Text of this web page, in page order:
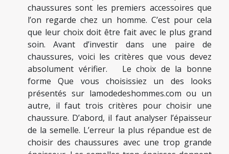
chaussures sont les premiers accessoires que
l’on regarde chez un homme. C’est pour cela
que leur choix doit être fait avec le plus grand
soin. Avant d’investir dans une paire de
chaussures, voici les critères que vous devez
absolument vérifier. Le choix de la bonne
forme Que vous choisissiez un des looks
présentés sur lamodedeshommes.com ou un
autre, il faut trois critères pour choisir une
chaussure. D’abord, il faut analyser l’épaisseur
de la semelle. L’erreur la plus répandue est de
choisir des chaussures avec une trop grande